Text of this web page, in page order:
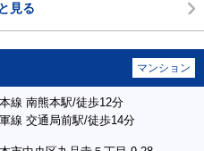
見る
マンション
線 南熊本駅/徒歩12分
線 交通局前駅/徒歩14分